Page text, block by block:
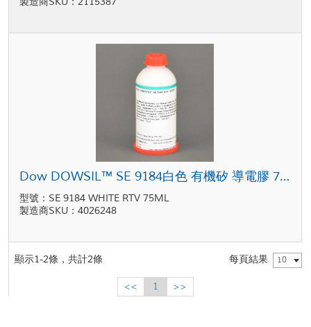
Dow DOWSIL™ SE 9184白色 有機矽 導電膠 75ml 瓶裝
型號：SE 9184 WHITE RTV 75ML
製造商SKU：4026248
顯示1-2條，共計2條 每頁結果 10
<< 1 >>